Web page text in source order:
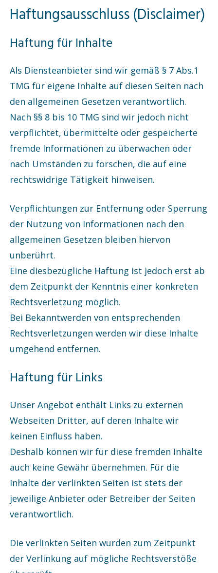
Haftungsausschluss (Disclaimer)
Haftung für Inhalte
Als Diensteanbieter sind wir gemäß § 7 Abs.1
TMG für eigene Inhalte auf diesen Seiten nach
den allgemeinen Gesetzen verantwortlich.
Nach §§ 8 bis 10 TMG sind wir jedoch nicht
verpflichtet, übermittelte oder gespeicherte
fremde Informationen zu überwachen oder
nach Umständen zu forschen, die auf eine
rechtswidrige Tätigkeit hinweisen.
Verpflichtungen zur Entfernung oder Sperrung
der Nutzung von Informationen nach den
allgemeinen Gesetzen bleiben hiervon
unberührt.
Eine diesbezügliche Haftung ist jedoch erst ab
dem Zeitpunkt der Kenntnis einer konkreten
Rechtsverletzung möglich.
Bei Bekanntwerden von entsprechenden
Rechtsverletzungen werden wir diese Inhalte
umgehend entfernen.
Haftung für Links
Unser Angebot enthält Links zu externen
Webseiten Dritter, auf deren Inhalte wir
keinen Einfluss haben.
Deshalb können wir für diese fremden Inhalte
auch keine Gewähr übernehmen. Für die
Inhalte der verlinkten Seiten ist stets der
jeweilige Anbieter oder Betreiber der Seiten
verantwortlich.
Die verlinkten Seiten wurden zum Zeitpunkt
der Verlinkung auf mögliche Rechtsverstöße